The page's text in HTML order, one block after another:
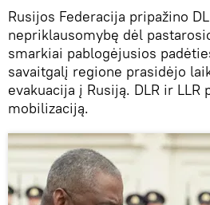
Rusijos Federacija pripažino
nepriklausomybę dėl
smarkiai pablogėjusios
savaitgalį regione prasidėjo
evakuacija į Rusiją. DLR ir LLR
mobilizaciją.